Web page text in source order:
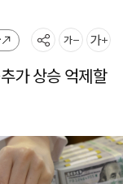
가 상승 억제할